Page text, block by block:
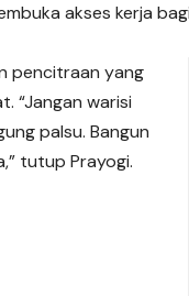
akses kerja
pencitraan yang
“Jangan warisi
palsu. Bangun
tutup Prayogi.